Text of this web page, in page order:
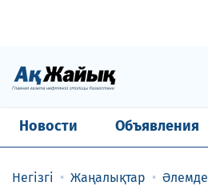
Новости Объявления
Негізгі Жаңалықтар Әлемде